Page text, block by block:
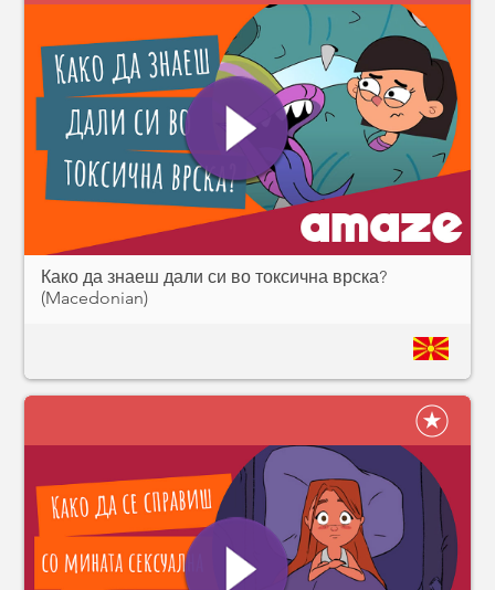
Како да знаеш дали си во токсична врска?
(Macedonian)